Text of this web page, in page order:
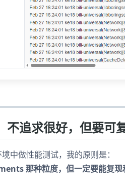
不追求很好，但要可
中做性能测试，我的原则是：
那种粒度，但一定要能复现